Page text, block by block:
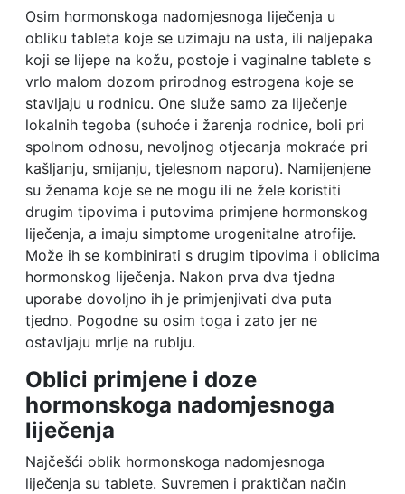
Osim hormonskoga nadomjesnoga liječenja u
obliku tableta koje se uzimaju na usta, ili naljepaka
koji se lijepe na kožu, postoje i vaginalne tablete s
vrlo malom dozom prirodnog estrogena koje se
stavljaju u rodnicu. One služe samo za liječenje
lokalnih tegoba (suhoće i žarenja rodnice, boli pri
spolnom odnosu, nevoljnog otjecanja mokraće pri
kašljanju, smijanju, tjelesnom naporu). Namijenjene
su ženama koje se ne mogu ili ne žele koristiti
drugim tipovima i putovima primjene hormonskog
liječenja, a imaju simptome urogenitalne atrofije.
Može ih se kombinirati s drugim tipovima i oblicima
hormonskog liječenja. Nakon prva dva tjedna
uporabe dovoljno ih je primjenjivati dva puta
tjedno. Pogodne su osim toga i zato jer ne
ostavljaju mrlje na rublju.
Oblici primjene i doze
hormonskoga nadomjesnoga
liječenja
Najčešći oblik hormonskoga nadomjesnoga
liječenja su tablete. Suvremen i praktičan način